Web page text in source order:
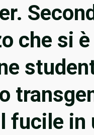
che si è
fucile in